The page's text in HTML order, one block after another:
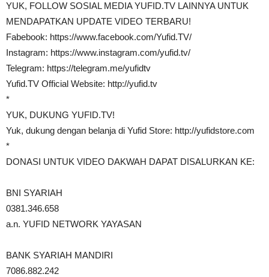
YUK, FOLLOW SOSIAL MEDIA YUFID.TV LAINNYA UNTUK
MENDAPATKAN UPDATE VIDEO TERBARU!
Fabebook: https://www.facebook.com/Yufid.TV/​
Instagram: https://www.instagram.com/yufid.tv/​
Telegram: https://telegram.me/yufidtv​
Yufid.TV Official Website: http://yufid.tv​
*
YUK, DUKUNG YUFID.TV!
Yuk, dukung dengan belanja di Yufid Store: http://yufidstore.com​
*
DONASI UNTUK VIDEO DAKWAH DAPAT DISALURKAN KE:
BNI SYARIAH
0381.346.658
a.n. YUFID NETWORK YAYASAN
BANK SYARIAH MANDIRI
7086.882.242